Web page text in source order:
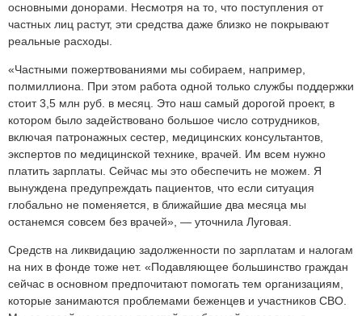
основными донорами. Несмотря на то, что поступления от
частных лиц растут, эти средства даже близко не покрывают
реальные расходы.
«Частными пожертвованиями мы собираем, например,
полмиллиона. При этом работа одной только службы поддержки
стоит 3,5 млн руб. в месяц. Это наш самый дорогой проект, в
котором было задействовано большое число сотрудников,
включая патронажных сестер, медицинских консультантов,
экспертов по медицинской технике, врачей. Им всем нужно
платить зарплаты. Сейчас мы это обеспечить не можем. Я
вынуждена предупреждать пациентов, что если ситуация
глобально не поменяется, в ближайшие два месяца мы
останемся совсем без врачей», — уточнила Луговая.
Средств на ликвидацию задолженности по зарплатам и налогам
на них в фонде тоже нет. «Подавляющее большинство граждан
сейчас в основном предпочитают помогать тем организациям,
которые занимаются проблемами беженцев и участников СВО.